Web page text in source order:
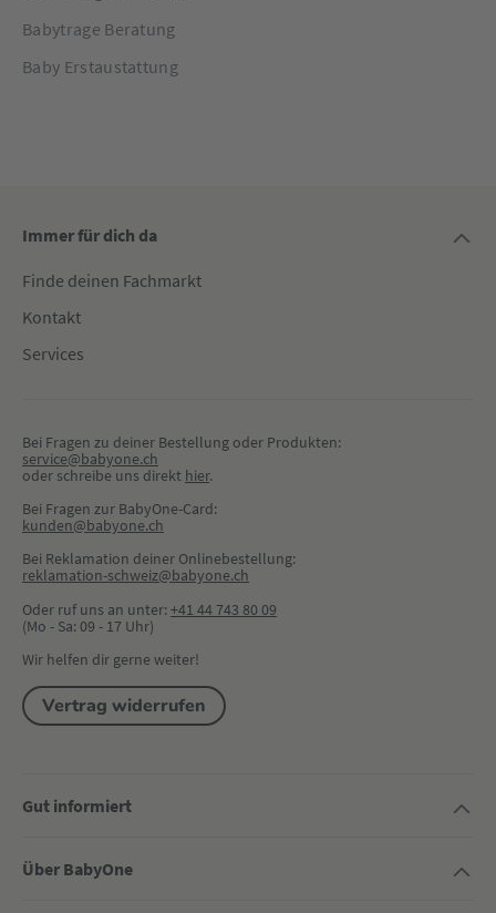
Babytrage Beratung
Baby Erstaustattung
Immer für dich da
Finde deinen Fachmarkt
Kontakt
Services
Bei Fragen zu deiner Bestellung oder Produkten:
service@babyone.ch
oder schreibe uns direkt hier.
Bei Fragen zur BabyOne-Card:
kunden@babyone.ch
Bei Reklamation deiner Onlinebestellung:
reklamation-schweiz@babyone.ch
Oder ruf uns an unter:+41 44 743 80 09
(Mo - Sa: 09 - 17 Uhr)
Wir helfen dir gerne weiter!
Vertrag widerrufen
Gut informiert
Über BabyOne